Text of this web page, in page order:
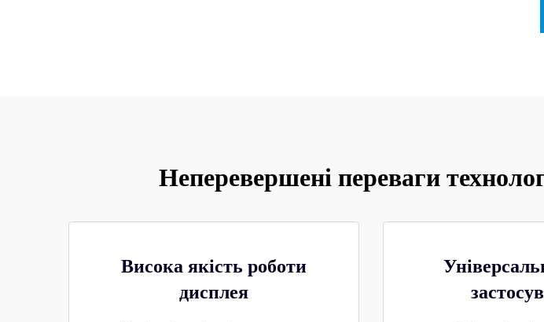
Неперевершені переваги
Висока якість роботи
дисплея